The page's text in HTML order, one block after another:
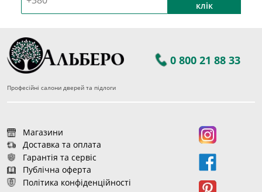
клік
0 800 21 88 33
Професійні салони дверей та підлоги
Магазини
Доставка та оплата
Гарантія та сервіс
Публічна оферта
Політика конфіденційності